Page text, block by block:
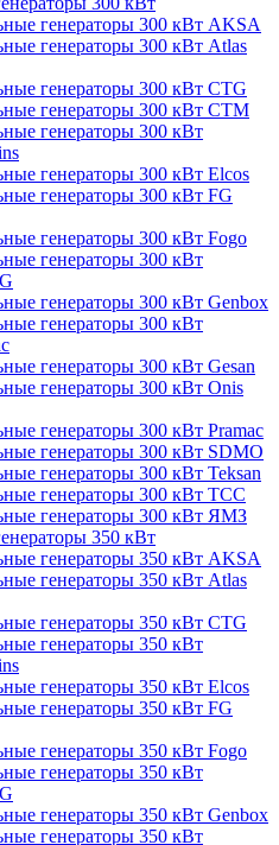
генераторы 300 кВт AKSA
генераторы 300 кВт Atlas
генераторы 300 кВт CTG
генераторы 300 кВт CTM
генераторы 300 кВт
генераторы 300 кВт Elcos
генераторы 300 кВт FG
генераторы 300 кВт Fogo
генераторы 300 кВт
генераторы 300 кВт Genbox
генераторы 300 кВт
генераторы 300 кВт Gesan
генераторы 300 кВт Onis
генераторы 300 кВт Pramac
генераторы 300 кВт SDMO
генераторы 300 кВт Teksan
генераторы 300 кВт ТСС
генераторы 300 кВт ЯМЗ
350 кВт
генераторы 350 кВт AKSA
генераторы 350 кВт Atlas
генераторы 350 кВт CTG
генераторы 350 кВт
генераторы 350 кВт Elcos
генераторы 350 кВт FG
генераторы 350 кВт Fogo
генераторы 350 кВт
генераторы 350 кВт Genbox
генераторы 350 кВт